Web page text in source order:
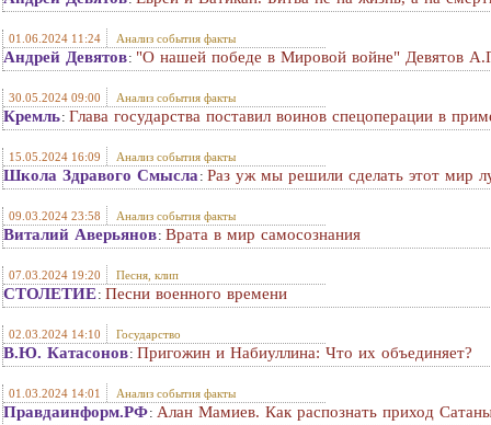
01.06.2024 11:24 Анализ события факты
Андрей Девятов: "О нашей победе в Мировой войне" Девятов
30.05.2024 09:00 Анализ события факты
Кремль: Глава государства поставил воинов спецоперации в
15.05.2024 16:09 Анализ события факты
Школа Здравого Смысла : Раз уж мы решили сделать этот мир
09.03.2024 23:58 Анализ события факты
Виталий Аверьянов: Врата в мир самосознания
07.03.2024 19:20 Песня, клип
СТОЛЕТИЕ: Песни военного времени
02.03.2024 14:10 Государство
В.Ю. Катасонов: Пригожин и Набиуллина: Что их объединяет?
01.03.2024 14:01 Анализ события факты
Правдаинформ.РФ: Алан Мамиев. Как распознать приход